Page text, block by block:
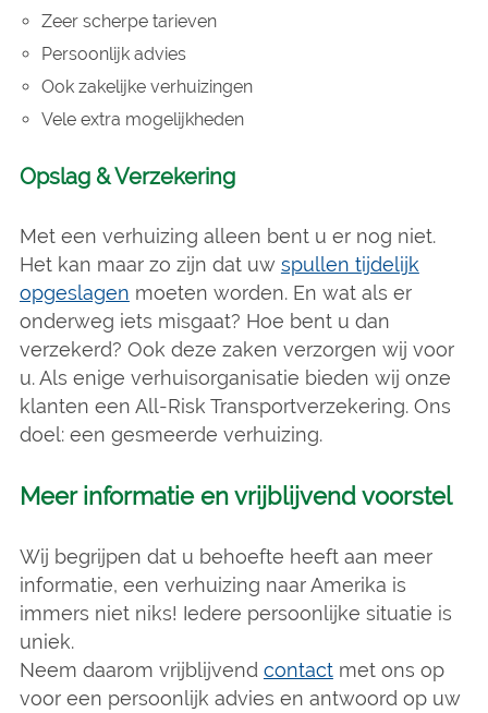
Zeer scherpe tarieven
Persoonlijk advies
Ook zakelijke verhuizingen
Vele extra mogelijkheden
Opslag & Verzekering
Met een verhuizing alleen bent u er nog niet.
Het kan maar zo zijn dat uw spullen tijdelijk
opgeslagen moeten worden. En wat als er
onderweg iets misgaat? Hoe bent u dan
verzekerd? Ook deze zaken verzorgen wij voor
u. Als enige verhuisorganisatie bieden wij onze
klanten een All-Risk Transportverzekering. Ons
doel: een gesmeerde verhuizing.
Meer informatie en vrijblijvend voorstel
Wij begrijpen dat u behoefte heeft aan meer
informatie, een verhuizing naar Amerika is
immers niet niks! Iedere persoonlijke situatie is
uniek.
Neem daarom vrijblijvend contactmet ons op
voor een persoonlijk advies en antwoord op uw